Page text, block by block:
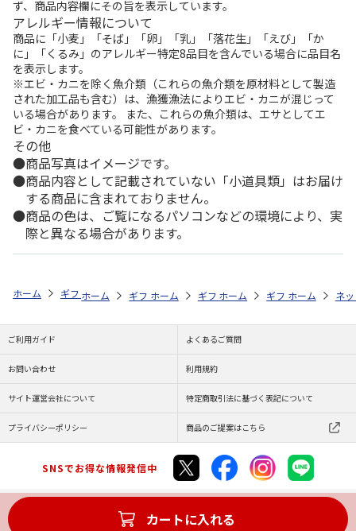
ず、商品内容欄にその旨を表示しています。
アレルギー情報について
商品に「小麦」「そば」「卵」「乳」「落花生」「えび」「か
に」「くるみ」のアレルギー特定8品目を含んでいる場合に品目名
を表示します。
※エビ・カニを除く魚介類（これらの魚介類を原材料として製造
された加工品も含む）は、漁獲漁法によりエビ・カニが混じって
いる場合があります。 また、これらの魚介類は、エサとしてエ
ビ・カニを食べている可能性があります。
その他
商品写真はイメージです。
商品内容として記載されていない「小道具類」はお届け
する商品に含まれておりません。
商品の色は、ご覧になるパソコンなどの環境により、実
際と異なる場合があります。
カートに入れる
ホーム ギフト通販 内祝い・お返し 法要・香典返し 花王 アタッ
ホーム ギフト通販 内祝い・お返し 法要・香典返し
ホーム ギフト通販 お祝い・贈りもの
ホーム ギフト通販 商
ホーム ネ
ご利用ガイド よくあるご質問
お問い合わせ 利用規約
サイト運営会社について 特定商取引法に基づく表記について
プライバシーポリシー 商品のご提案はこちら
SNSでお得な情報発信中